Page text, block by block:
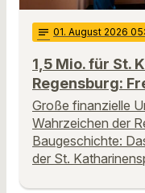
notes 01. August 2026
1,5 Mio. für St.
Regensburg:
Große finanzielle
Wahrzeichen der
Baugeschichte:
der St.